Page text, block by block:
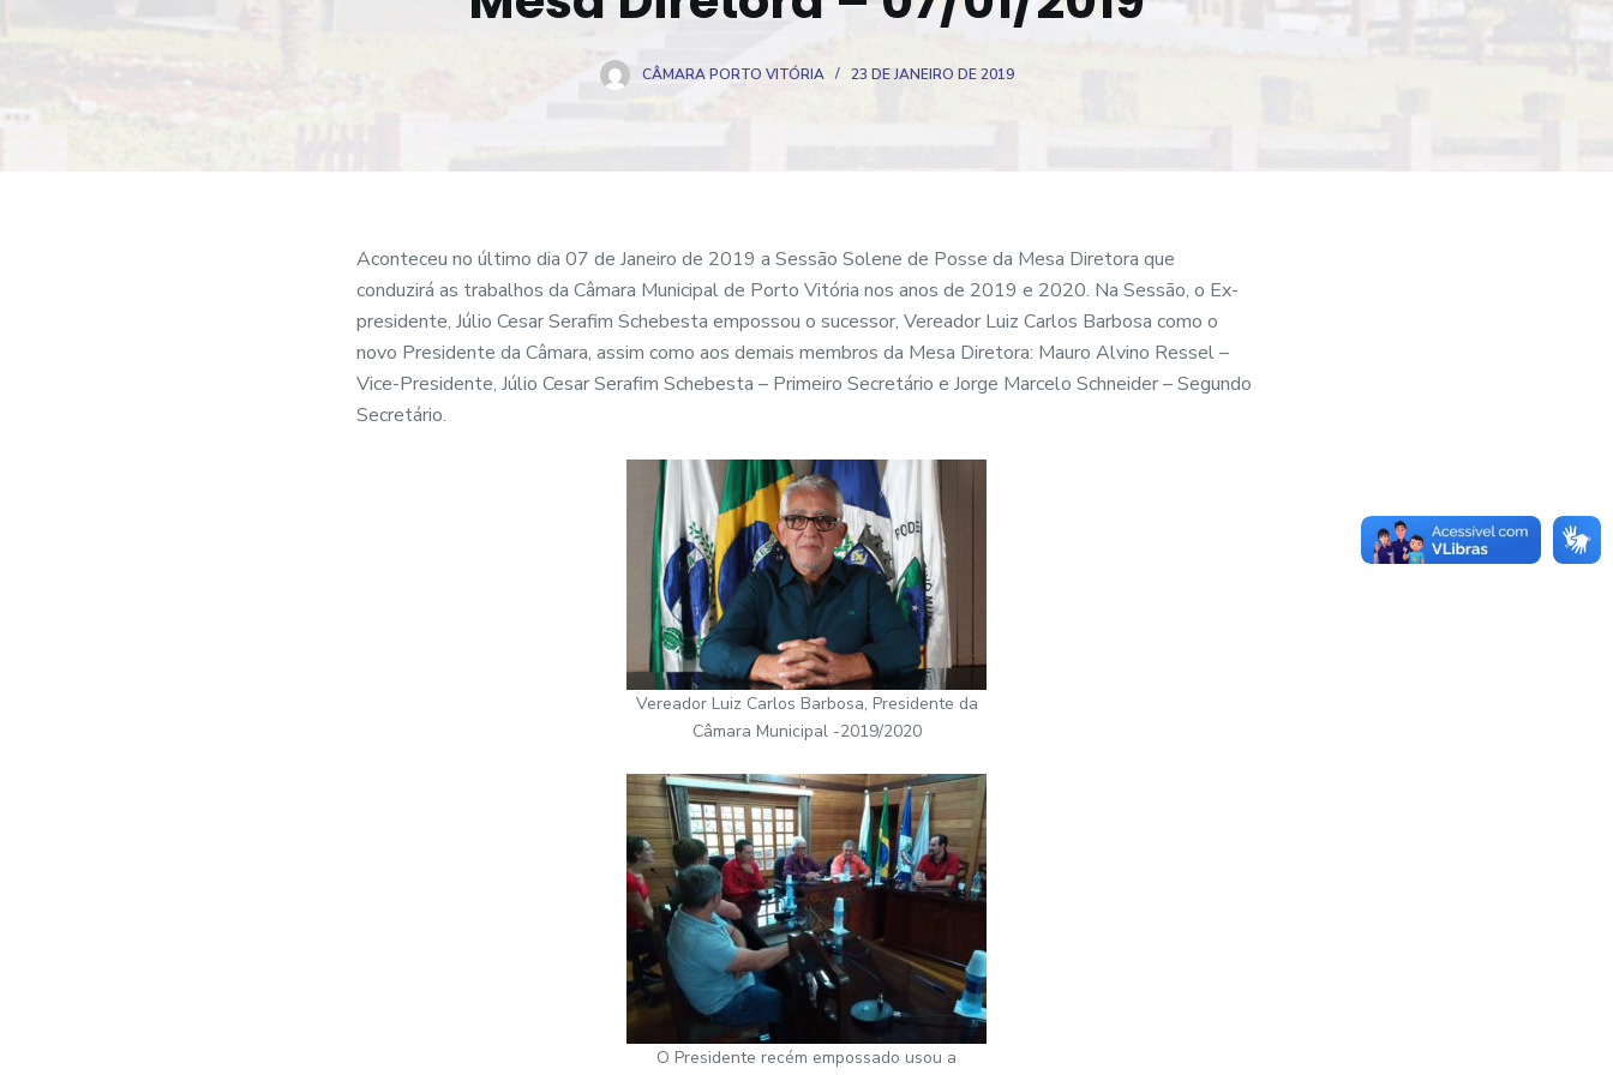
CÂMARA PORTO VITÓRIA 23 DE JANEIRO DE 2019
Aconteceu no último dia 07 de Janeiro de 2019 a Sessão Solene de Posse da Mesa Diretora que
conduzirá as trabalhos da Câmara Municipal de Porto Vitória nos anos de 2019 e 2020. Na Sessão, o Ex-
presidente, Júlio Cesar Serafim Schebesta empossou o sucessor, Vereador Luiz Carlos Barbosa como o
novo Presidente da Câmara, assim como aos demais membros da Mesa Diretora: Mauro Alvino Ressel –
Vice-Presidente, Júlio Cesar Serafim Schebesta – Primeiro Secretário e Jorge Marcelo Schneider – Segundo
Secretário.
Vereador Luiz Carlos Barbosa, Presidente da
Câmara Municipal -2019/2020
O Presidente recém empossado usou a